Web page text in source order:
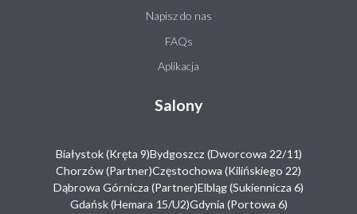
Napisz do nas
FAQs
Aplikacja
Salony
Białystok (Kręta 9)Bydgoszcz (Dworcowa 22/11)
Chorzów (Partner)Częstochowa (Kilińskiego 22)
Dąbrowa Górnicza (Partner)Elbląg (Sukiennicza 6)
Gdańsk (Hemara 15/U2)Gdynia (Portowa 6)